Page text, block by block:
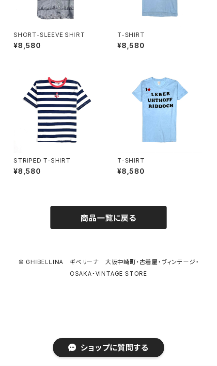
ショップに質問する
SHORT-SLEEVE SHIRT
¥8,580
T-SHIRT
¥8,580
STRIPED T-SHIRT
¥8,580
T-SHIRT
¥8,580
商品一覧に戻る
© GHIBELLINA ギベリーナ 大阪中崎町・古着屋・ヴィンテージ・
OSAKA・VINTAGE STORE